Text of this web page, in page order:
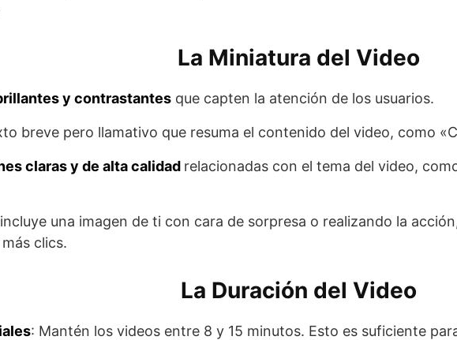
La Miniatura del Video
y contrastantes que capten la atención de los usuarios.
breve pero llamativo que resuma el contenido del video, como
claras y de alta calidad relacionadas con el tema del video,
una imagen de ti con cara de sorpresa o realizando la
clics.
La Duración del Video
: Mantén los videos entre 8 y 15 minutos. Esto es suficiente